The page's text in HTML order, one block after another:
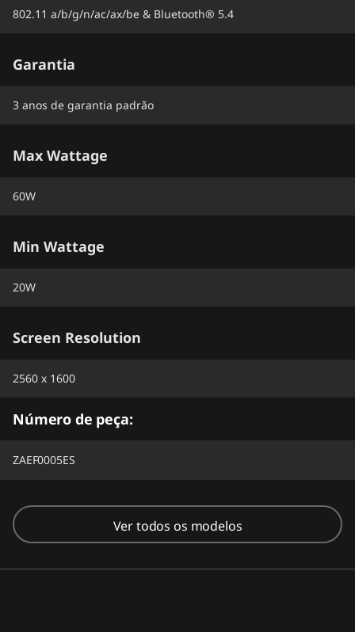
802.11 a/b/g/n/ac/ax/be & Bluetooth® 5.4
Garantia
3 anos de garantia padrão
Max Wattage
60W
Min Wattage
20W
Screen Resolution
2560 x 1600
Número de peça:
ZAEF0005ES
Ver todos os modelos